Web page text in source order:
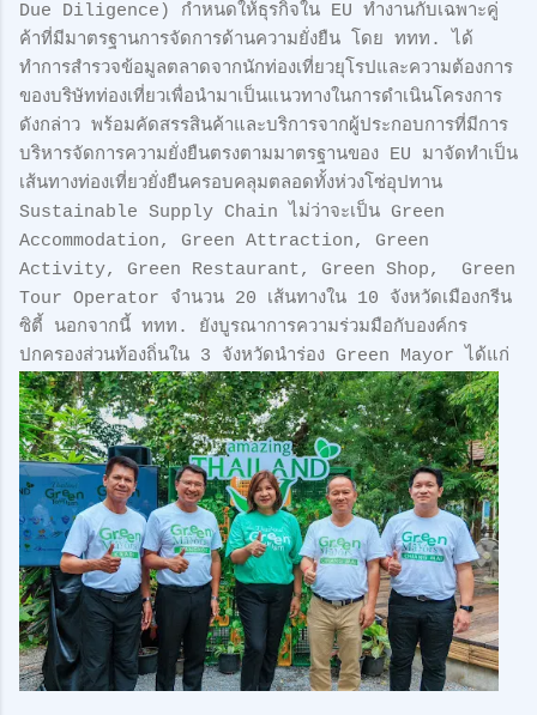
Due Diligence) กำหนดให้ธุรกิจใน EU ทำงานกับเฉพาะคู่
ค้าที่มีมาตรฐานการจัดการด้านความยั่งยืน โดย ททท. ได้
ทำการสำรวจข้อมูลตลาดจากนักท่องเที่ยวยุโรปและความต้องการ
ของบริษัทท่องเที่ยวเพื่อนำมาเป็นแนวทางในการดำเนินโครงการ
ดังกล่าว พร้อมคัดสรรสินค้าและบริการจากผู้ประกอบการที่มีการ
บริหารจัดการความยั่งยืนตรงตามมาตรฐานของ EU มาจัดทำเป็น
เส้นทางท่องเที่ยวยั่งยืนครอบคลุมตลอดทั้งห่วงโซ่อุปทาน
Sustainable Supply Chain ไม่ว่าจะเป็น Green
Accommodation, Green Attraction, Green
Activity, Green Restaurant, Green Shop, Green
Tour Operator จำนวน 20 เส้นทางใน 10 จังหวัดเมืองกรีน
ซิตี้ นอกจากนี้ ททท. ยังบูรณาการความร่วมมือกับองค์กร
ปกครองส่วนท้องถิ่นใน 3 จังหวัดนำร่อง Green Mayor ได้แก่